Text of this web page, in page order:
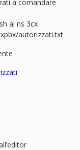
a comandare
al ns 3cx
autorizzati.txt